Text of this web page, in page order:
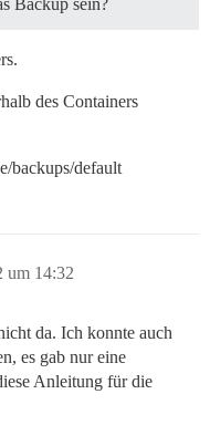
Backup sein?
des Containers
backups/default
um 14:32
da. Ich konnte auch
es gab nur eine
Anleitung für die